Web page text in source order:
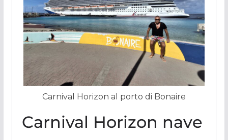
Carnival Horizon al porto di Bonaire
Carnival Horizon nave